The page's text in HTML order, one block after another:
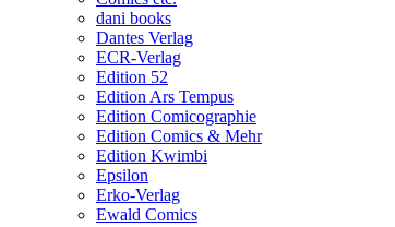
dani books
Dantes Verlag
ECR-Verlag
Edition 52
Edition Ars Tempus
Edition Comicographie
Edition Comics & Mehr
Edition Kwimbi
Epsilon
Erko-Verlag
Ewald Comics